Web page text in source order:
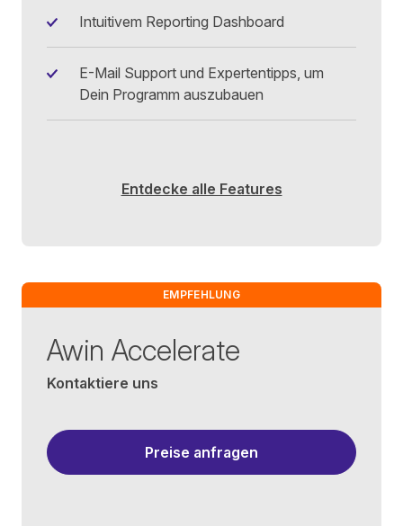
Intuitivem Reporting Dashboard
E-Mail Support und Expertentipps, um
Dein Programm auszubauen
Entdecke alle Features
EMPFEHLUNG
Awin Accelerate
Kontaktiere uns
Preise anfragen